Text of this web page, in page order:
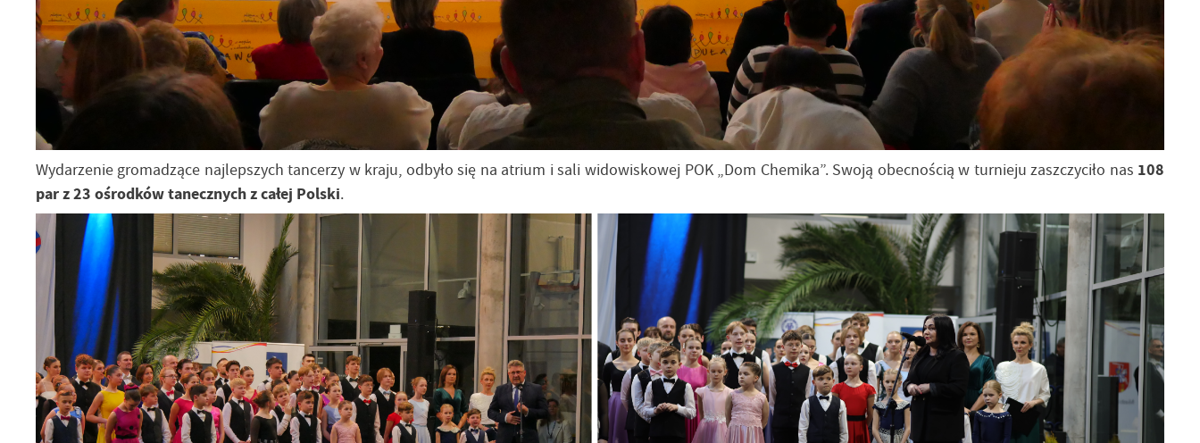
Wydarzenie gromadzące najlepszych tancerzy w kraju, odbyło się na atrium i sali widowiskowej POK „Dom Chemika”. Swoją obecnością w turnieju zaszczyciło nas 108
par z 23 ośrodków tanecznych z całej Polski.